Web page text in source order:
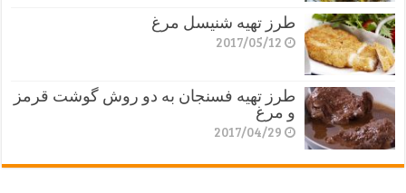
طرز تهیه شنیسل مرغ
2017/05/12
طرز تهیه فسنجان به دو روش گوشت قرمز
و مرغ
2017/04/29